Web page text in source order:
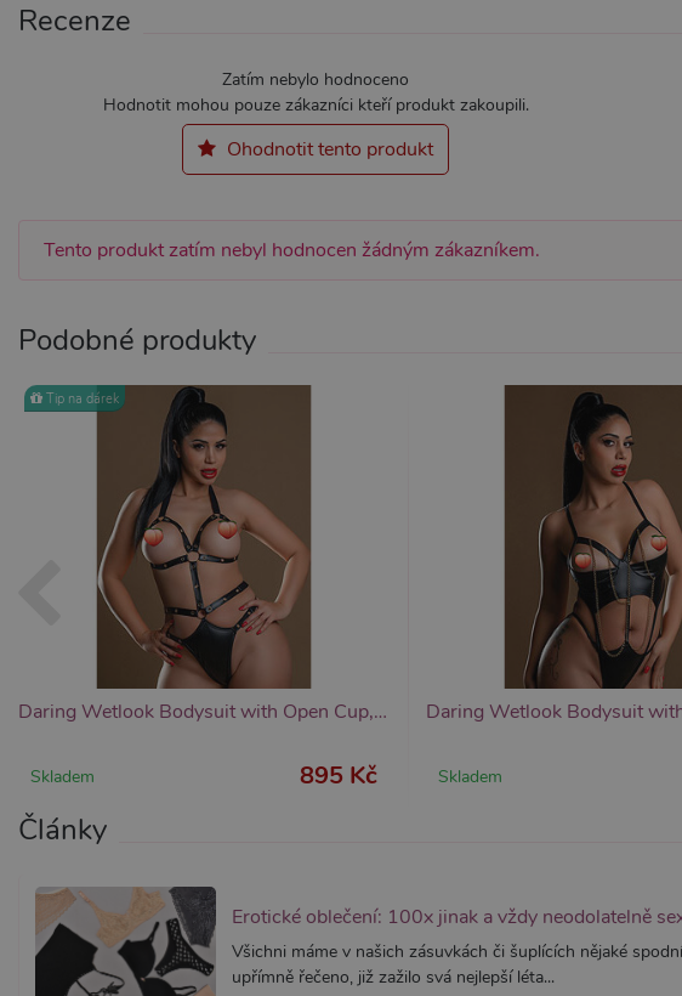
Recenze
Zatím nebylo hodnoceno
Hodnotit mohou pouze zákazníci kteří produkt zakoupili.
Ohodnotit tento produkt
Tento produkt zatím nebyl hodnocen žádným zákazníkem.
Podobné produkty
Tip na dárek
Daring Wetlook Bodysuit with Open Cup, dámský body s otevřenými košíčky
Skladem 895 Kč Skladem
Články
Erotické oblečení: 100x jinak a vždy neodolatelně
Všichni máme v našich zásuvkách či šuplících nějaké
upřímně řečeno, již zažilo svá nejlepší léta...
Nezbytně nutné soubory cookie umožňují
bez nezbytně nutných souborů cookie správně
CookieScriptConsent
_ga_SX4YNVLNP9
www.google.com
PHP.net
.xsexshop.cz
Vyprší Popis
1 rok
měsíc
Tento název
používané
přiřazením
stránku na
webů.
Vyprší Popis
1 rok
Widget